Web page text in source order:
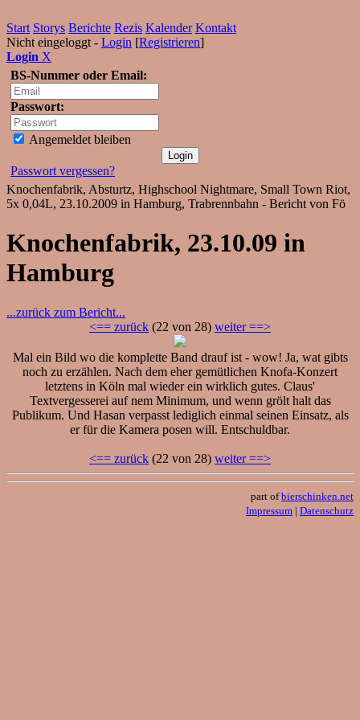
Start Storys Berichte Rezis Kalender Kontakt
Nicht eingeloggt - Login [Registrieren]
Login X
BS-Nummer oder Email:
Passwort:
Angemeldet bleiben
Passwort vergessen?
Knochenfabrik, Absturtz, Highschool Nightmare, Small Town Riot,
5x 0,04L, 23.10.2009 in Hamburg, Trabrennbahn - Bericht von Fö
Knochenfabrik, 23.10.09 in
Hamburg
...zurück zum Bericht...
<== zurück (22 von 28) weiter ==>
Mal ein Bild wo die komplette Band drauf ist - wow! Ja, wat gibts
noch zu erzählen. Nach dem eher gemütlichen Knofa-Konzert
letztens in Köln mal wieder ein wirklich gutes. Claus'
Textvergesserei auf nem Minimum, und wenn grölt halt das
Publikum. Und Hasan verpasst lediglich einmal seinen Einsatz, als
er für die Kamera posen will. Entschuldbar.
<== zurück (22 von 28) weiter ==>
part ofbierschinken.net
Impressum | Datenschutz